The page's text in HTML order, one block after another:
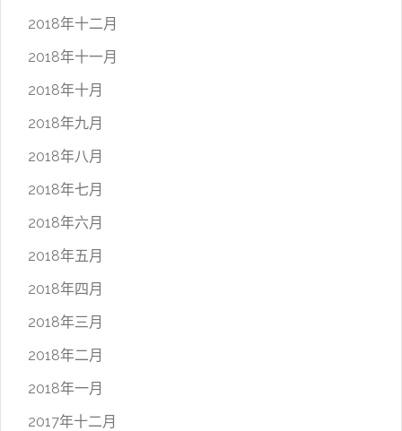
2018年十二月
2018年十一月
2018年十月
2018年九月
2018年八月
2018年七月
2018年六月
2018年五月
2018年四月
2018年三月
2018年二月
2018年一月
2017年十二月